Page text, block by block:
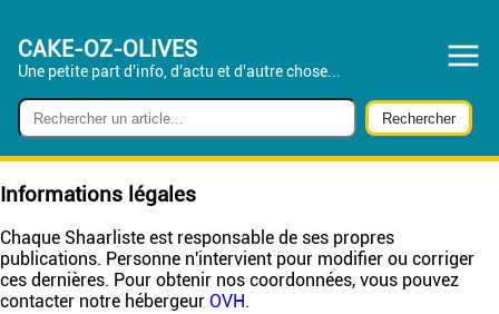
CAKE-OZ-OLIVES
Une petite part d'info, d'actu et d'autre chose...
Informations légales
Chaque Shaarliste est responsable de ses propres
publications. Personne n'intervient pour modifier ou corriger
ces dernières. Pour obtenir nos coordonnées, vous pouvez
contacter notre hébergeur OVH.